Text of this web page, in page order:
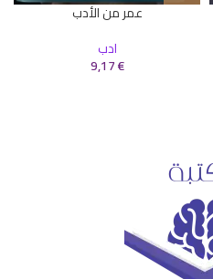
عمر من الأدب
ادب
9,17€